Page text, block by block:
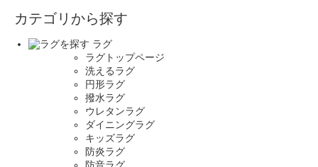
カテゴリから探す
ラグ
ラグトップページ
洗えるラグ
円形ラグ
撥水ラグ
ウレタンラグ
ダイニングラグ
キッズラグ
防炎ラグ
防音ラグ